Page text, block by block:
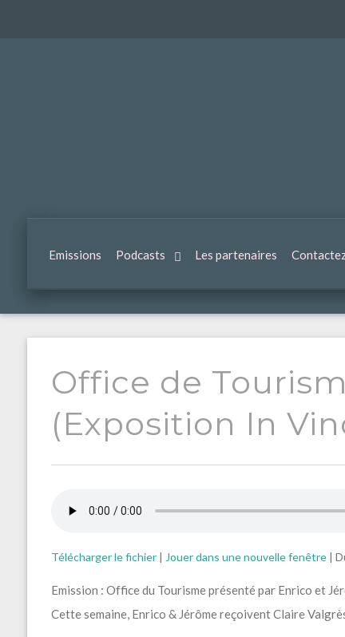
Emissions Podcasts Les partenaires
Office de
(Exposition In
Télécharger le fichier| Jouer dans une nouvelle fenêtre|
Emission : Office du Tourisme présenté par Enrico et
Cette semaine, Enrico & Jérôme reçoivent Claire